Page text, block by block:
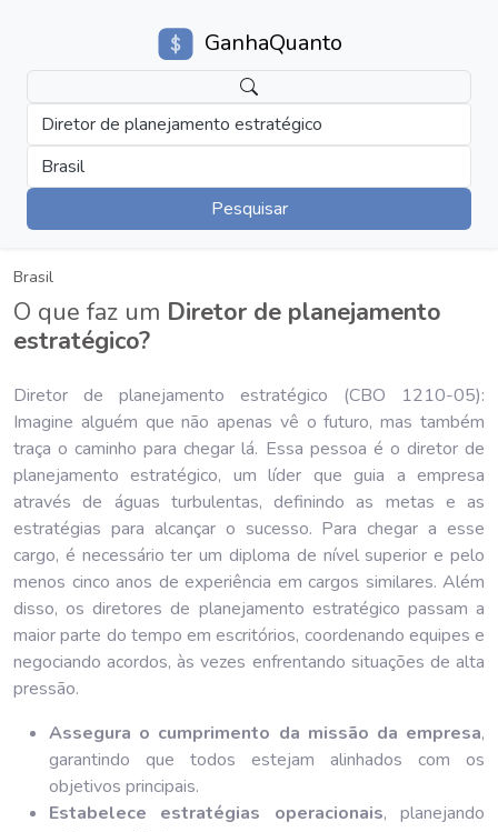
GanhaQuanto
Diretor de planejamento estratégico
Brasil
Pesquisar
Brasil
O que faz um Diretor de planejamento
estratégico?
Diretor de planejamento estratégico (CBO 1210-05):
Imagine alguém que não apenas vê o futuro, mas também
traça o caminho para chegar lá. Essa pessoa é o diretor de
planejamento estratégico, um líder que guia a empresa
através de águas turbulentas, definindo as metas e as
estratégias para alcançar o sucesso. Para chegar a esse
cargo, é necessário ter um diploma de nível superior e pelo
menos cinco anos de experiência em cargos similares. Além
disso, os diretores de planejamento estratégico passam a
maior parte do tempo em escritórios, coordenando equipes e
negociando acordos, às vezes enfrentando situações de alta
pressão.
Assegura o cumprimento da missão da empresa,
garantindo que todos estejam alinhados com os
objetivos principais.
Estabelece estratégias operacionais, planejando